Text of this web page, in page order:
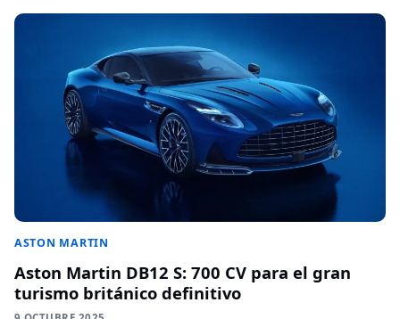
ASTON MARTIN
Aston Martin DB12 S: 700 CV para el gran
turismo británico definitivo